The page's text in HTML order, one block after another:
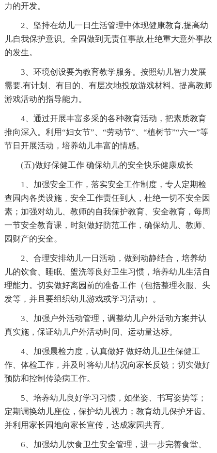
力的开发。
2、坚持在幼儿一日生活管理中体现健康教育,提高幼
儿自我保护意识。全园做到无责任事故,杜绝重大意外事故
的发生。
3、环境创设要为教育教学服务。按照幼儿智力发展
需要,有计划、有目的、有层次地投放游戏材料。提高教师
游戏活动的指导能力。
4、通过开展丰富多采的各种教育活动，把素质教育
推向深入。利用“妇女节”、“劳动节”、“植树节”“六一”等
节日开展活动，培养幼儿丰富的情感。
(五)做好保健工作 确保幼儿的安全快乐健康成长
1、加强安全工作，落实安全工作制度，专人定期检
查园内各类设施，安全工作责任到人，杜绝一切不安全因
素；加强对幼儿、教师的自我保护教育、安全教育，每周
一节安全教育课，时刻做好防范工作，确保幼儿、教师、
园财产的安全。
2、合理安排幼儿一日活动，做到动静结合，培养幼
儿的饮食、睡眠、盥洗等良好卫生习惯，培养幼儿生活自
理能力。切实做好离园前的准备工作（包括整理衣服、头
发等，并且要组织幼儿游戏或学习活动）。
3、加强户外活动管理，调整幼儿户外活动方案并认
真实施，保证幼儿户外活动时间、运动量达标。
4、加强晨检力度，认真做好 做好幼儿卫生保健工
作、体检工作，并及时将幼儿情况向家长反馈；切实做好
预防和控制传染病工作。
5、培养幼儿良好学习习惯，如坐姿、书写姿势等；
定期调换幼儿座位，保护幼儿视力；教育幼儿保护牙齿。
并利用家长园地向家长宣传，达成家园共育。
6、加强幼儿饮食卫生安全管理，进一步完善食堂、